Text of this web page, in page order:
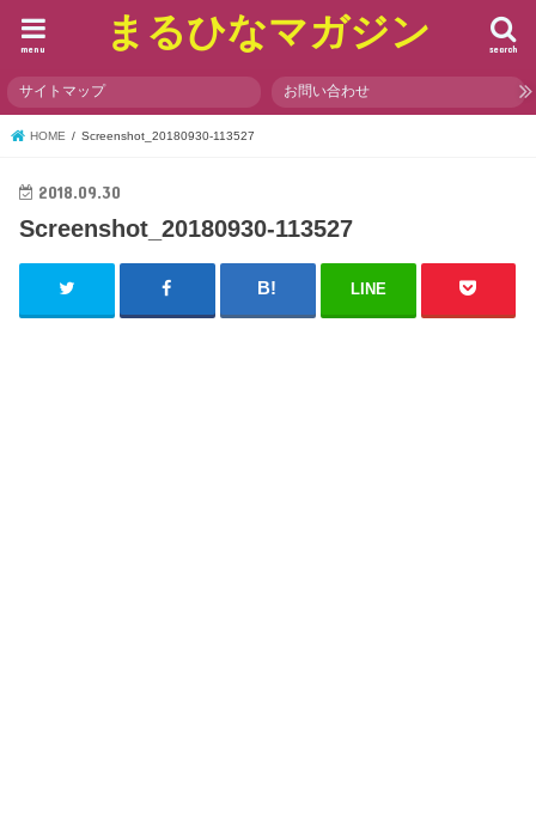
まるひなマガジン search
menu
サイトマップ お問い合わせ
HOME Screenshot_20180930-113527
2018.09.30
Screenshot_20180930-113527
LINE